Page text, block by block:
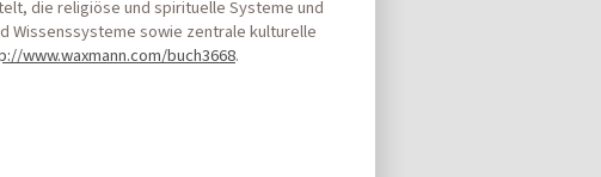
die religiöse und spirituelle Systeme und
Wissenssysteme sowie zentrale kulturelle
www.waxmann.com/buch3668.